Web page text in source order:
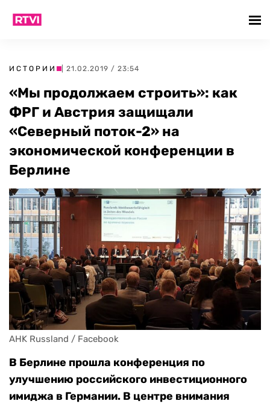
ИСТОРИИ | 21.02.2019 / 23:54
«Мы продолжаем строить»: как
ФРГ и Австрия защищали
«Северный поток-2» на
экономической конференции в
Берлине
AHK Russland / Facebook
В Берлине прошла конференция по
улучшению российского инвестиционного
имиджа в Германии. В центре внимания